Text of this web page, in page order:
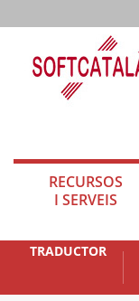
RECURSOS
I SERVEIS
TRADUCTOR